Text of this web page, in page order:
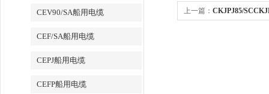
CEV90/SA船用电缆
CEF/SA船用电缆
CEPJ船用电缆
CEFP船用电缆
上一篇： CKJPJ85/